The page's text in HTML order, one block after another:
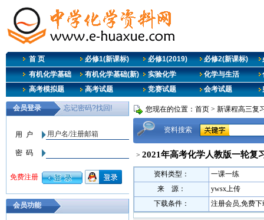
首 页 必修1(新课标) 必修1(2019) 必修2(新课标)
有机化学基础
有机化学基础(新) 实验化学 化学与生活
高考模拟题
高考试题 竞赛试题 会考试题
会员功能
您现在的位置： 首页 > 新课程高三复
资料搜索
> 2021年高考化学人教版一轮复
资料类型：
一课一练
来 源：
ywsx上传
下载条件：
注册会员,免费下